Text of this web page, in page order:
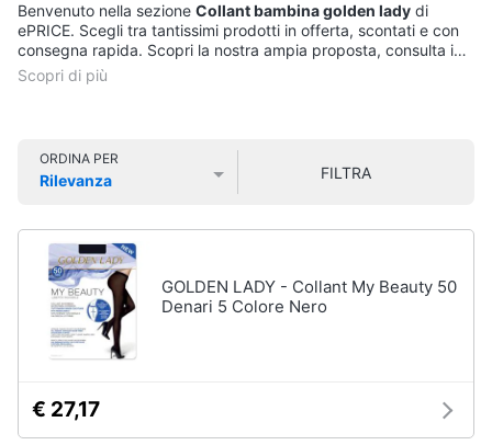
e
Home
Cinema
Audio
e
musica
Clima
Arredo
Vedi
tutti
Felpa
uomo
Piumino
Giacca
uomo
Benvenuto nella sezione Collant bambina golden lady di
ePRICE. Scegli tra tantissimi prodotti in offerta, scontati e con
consegna rapida. Scopri la nostra ampia proposta, consulta i
prezzi e acquista comodamente online.
ORDINA PER
Rilevanza
FILTRA
GOLDEN LADY - Collant My Beauty 50
Denari 5 Colore Nero
€ 27,17